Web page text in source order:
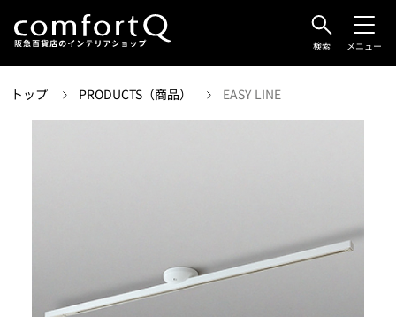
検索 メニュー
トップ PRODUCTS（商品） EASY LINE